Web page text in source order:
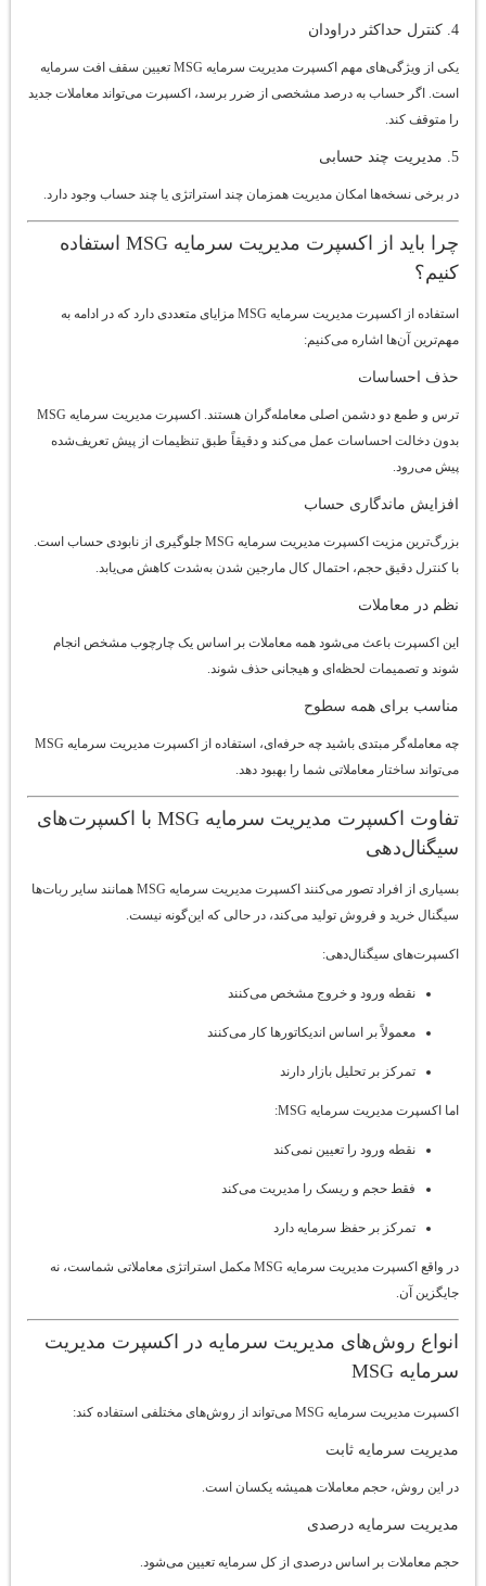
یکی از ویژگی‌های مهم اکسپرت مدیریت سرمایه MSG تعیین سقف افت سرمایه
است. اگر حساب به درصد مشخصی از ضرر برسد، اکسپرت می‌تواند معاملات جدید
را متوقف کند.
در برخی نسخه‌ها امکان مدیریت همزمان چند استراتژی یا چند حساب وجود دارد.
چرا باید از اکسپرت مدیریت سرمایه MSG استفاده
کنیم؟
استفاده از اکسپرت مدیریت سرمایه MSG مزایای متعددی دارد که در ادامه به
مهم‌ترین آن‌ها اشاره می‌کنیم:
حذف احساسات
ترس و طمع دو دشمن اصلی معامله‌گران هستند. اکسپرت مدیریت سرمایه MSG
بدون دخالت احساسات عمل می‌کند و دقیقاً طبق تنظیمات از پیش تعریف‌شده
پیش می‌رود.
افزایش ماندگاری حساب
بزرگ‌ترین مزیت اکسپرت مدیریت سرمایه MSG جلوگیری از نابودی حساب است.
با کنترل دقیق حجم، احتمال کال مارجین شدن به‌شدت کاهش می‌یابد.
نظم در معاملات
این اکسپرت باعث می‌شود همه معاملات بر اساس یک چارچوب مشخص انجام
شوند و تصمیمات لحظه‌ای و هیجانی حذف شوند.
مناسب برای همه سطوح
چه معامله‌گر مبتدی باشید چه حرفه‌ای، استفاده از اکسپرت مدیریت سرمایه MSG
می‌تواند ساختار معاملاتی شما را بهبود دهد.
تفاوت اکسپرت مدیریت سرمایه MSG با اکسپرت‌های
سیگنال‌دهی
بسیاری از افراد تصور می‌کنند اکسپرت مدیریت سرمایه MSG همانند سایر ربات‌ها
سیگنال خرید و فروش تولید می‌کند، در حالی که این‌گونه نیست.
اکسپرت‌های سیگنال‌دهی:
نقطه ورود و خروج مشخص می‌کنند
معمولاً بر اساس اندیکاتورها کار می‌کنند
تمرکز بر تحلیل بازار دارند
اما اکسپرت مدیریت سرمایه MSG:
نقطه ورود را تعیین نمی‌کند
فقط حجم و ریسک را مدیریت می‌کند
تمرکز بر حفظ سرمایه دارد
در واقع اکسپرت مدیریت سرمایه MSG مکمل استراتژی معاملاتی شماست، نه
جایگزین آن.
انواع روش‌های مدیریت سرمایه در اکسپرت مدیریت
سرمایه MSG
اکسپرت مدیریت سرمایه MSG می‌تواند از روش‌های مختلفی استفاده کند:
مدیریت سرمایه ثابت
در این روش، حجم معاملات همیشه یکسان است.
مدیریت سرمایه درصدی
حجم معاملات بر اساس درصدی از کل سرمایه تعیین می‌شود.